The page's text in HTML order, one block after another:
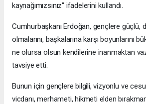
kaynağımızsınız" ifadelerini kullandı.
Cumhurbaşkanı Erdoğan, gençlere güçlü,
olmalarını, başkalarına karşı boyunlarını
ne olursa olsun kendilerine inanmaktan
tavsiye etti.
Bunun için gençlere bilgili, vizyonlu ve
vicdanı, merhameti, hikmeti elden